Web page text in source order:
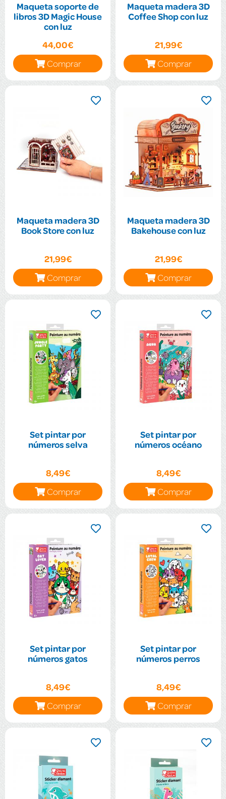
Maqueta soporte de
libros 3D Magic House
con luz
44,00€
Comprar
Maqueta madera 3D
Coffee Shop con luz
21,99€
Comprar
Maqueta madera 3D
Book Store con luz
21,99€
Comprar
Maqueta madera 3D
Bakehouse con luz
21,99€
Comprar
Set pintar por
números selva
8,49€
Comprar
Set pintar por
números océano
8,49€
Comprar
Set pintar por
números gatos
8,49€
Comprar
Set pintar por
números perros
8,49€
Comprar